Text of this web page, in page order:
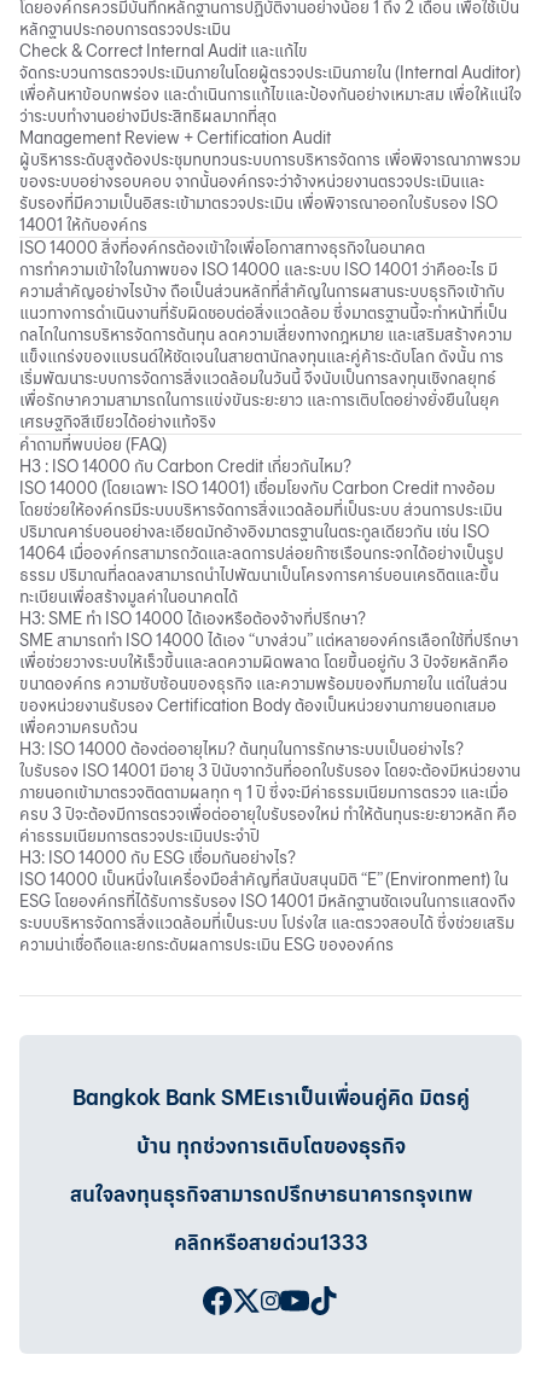
โดยองค์กรควรมีบันทึกหลักฐานการปฏิบัติงานอย่างน้อย 1 ถึง 2 เดือน เพื่อใช้เป็น
หลักฐานประกอบการตรวจประเมิน
Check & Correct Internal Audit และแก้ไข
จัดกระบวนการตรวจประเมินภายในโดยผู้ตรวจประเมินภายใน (Internal Auditor)
เพื่อค้นหาข้อบกพร่อง และดำเนินการแก้ไขและป้องกันอย่างเหมาะสม เพื่อให้แน่ใจ
ว่าระบบทำงานอย่างมีประสิทธิผลมากที่สุด
Management Review + Certification Audit
ผู้บริหารระดับสูงต้องประชุมทบทวนระบบการบริหารจัดการ เพื่อพิจารณาภาพรวม
ของระบบอย่างรอบคอบ จากนั้นองค์กรจะว่าจ้างหน่วยงานตรวจประเมินและ
รับรองที่มีความเป็นอิสระเข้ามาตรวจประเมิน เพื่อพิจารณาออกใบรับรอง ISO
14001 ให้กับองค์กร
ISO 14000 สิ่งที่องค์กรต้องเข้าใจเพื่อโอกาสทางธุรกิจในอนาคต
การทำความเข้าใจในภาพของ ISO 14000 และระบบ ISO 14001 ว่าคืออะไร มี
ความสำคัญอย่างไรบ้าง ถือเป็นส่วนหลักที่สำคัญในการผสานระบบธุรกิจเข้ากับ
แนวทางการดำเนินงานที่รับผิดชอบต่อสิ่งแวดล้อม ซึ่งมาตรฐานนี้จะทำหน้าที่เป็น
กลไกในการบริหารจัดการต้นทุน ลดความเสี่ยงทางกฎหมาย และเสริมสร้างความ
แข็งแกร่งของแบรนด์ให้ชัดเจนในสายตานักลงทุนและคู่ค้าระดับโลก ดังนั้น การ
เริ่มพัฒนาระบบการจัดการสิ่งแวดล้อมในวันนี้ จึงนับเป็นการลงทุนเชิงกลยุทธ์
เพื่อรักษาความสามารถในการแข่งขันระยะยาว และการเติบโตอย่างยั่งยืนในยุค
เศรษฐกิจสีเขียวได้อย่างแท้จริง
คำถามที่พบบ่อย (FAQ)
H3 : ISO 14000 กับ Carbon Credit เกี่ยวกันไหม?
ISO 14000 (โดยเฉพาะ ISO 14001) เชื่อมโยงกับ Carbon Credit ทางอ้อม
โดยช่วยให้องค์กรมีระบบบริหารจัดการสิ่งแวดล้อมที่เป็นระบบ ส่วนการประเมิน
ปริมาณคาร์บอนอย่างละเอียดมักอ้างอิงมาตรฐานในตระกูลเดียวกัน เช่น ISO
14064 เมื่อองค์กรสามารถวัดและลดการปล่อยก๊าซเรือนกระจกได้อย่างเป็นรูป
ธรรม ปริมาณที่ลดลงสามารถนำไปพัฒนาเป็นโครงการคาร์บอนเครดิตและขึ้น
ทะเบียนเพื่อสร้างมูลค่าในอนาคตได้
H3: SME ทำ ISO 14000 ได้เองหรือต้องจ้างที่ปรึกษา?
SME สามารถทำ ISO 14000 ได้เอง “บางส่วน” แต่หลายองค์กรเลือกใช้ที่ปรึกษา
เพื่อช่วยวางระบบให้เร็วขึ้นและลดความผิดพลาด โดยขึ้นอยู่กับ 3 ปัจจัยหลักคือ
ขนาดองค์กร ความซับซ้อนของธุรกิจ และความพร้อมของทีมภายใน แต่ในส่วน
ของหน่วยงานรับรอง Certification Body ต้องเป็นหน่วยงานภายนอกเสมอ
เพื่อความครบถ้วน
H3: ISO 14000 ต้องต่ออายุไหม? ต้นทุนในการรักษาระบบเป็นอย่างไร?
ใบรับรอง ISO 14001 มีอายุ 3 ปีนับจากวันที่ออกใบรับรอง โดยจะต้องมีหน่วยงาน
ภายนอกเข้ามาตรวจติดตามผลทุก ๆ 1 ปี ซึ่งจะมีค่าธรรมเนียมการตรวจ และเมื่อ
ครบ 3 ปีจะต้องมีการตรวจเพื่อต่ออายุใบรับรองใหม่ ทำให้ต้นทุนระยะยาวหลัก คือ
ค่าธรรมเนียมการตรวจประเมินประจำปี
H3: ISO 14000 กับ ESG เชื่อมกันอย่างไร?
ISO 14000 เป็นหนึ่งในเครื่องมือสำคัญที่สนับสนุนมิติ “E” (Environment) ใน
ESG โดยองค์กรที่ได้รับการรับรอง ISO 14001 มีหลักฐานชัดเจนในการแสดงถึง
ระบบบริหารจัดการสิ่งแวดล้อมที่เป็นระบบ โปร่งใส และตรวจสอบได้ ซึ่งช่วยเสริม
ความน่าเชื่อถือและยกระดับผลการประเมิน ESG ขององค์กร
Bangkok Bank SMEเราเป็นเพื่อนคู่คิด มิตรคู่
บ้าน ทุกช่วงการเติบโตของธุรกิจ
สนใจลงทุนธุรกิจสามารถปรึกษาธนาคารกรุงเทพ
คลิกหรือสายด่วน1333